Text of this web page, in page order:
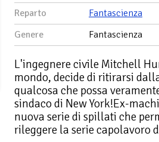
Reparto
Fantascienza
Genere
Fantascienza
L'ingegnere civile Mitchell
mondo, decide di ritirarsi
qualcosa che possa
sindaco di New York!Ex-
nuova serie di spillati che
rileggere la serie capolavoro